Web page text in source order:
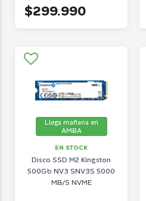
$299.990
Llega mañana en
AMBA
EN STOCK
Disco SSD M2 Kingston
500Gb NV3 SNV3S 5000
MB/S NVME